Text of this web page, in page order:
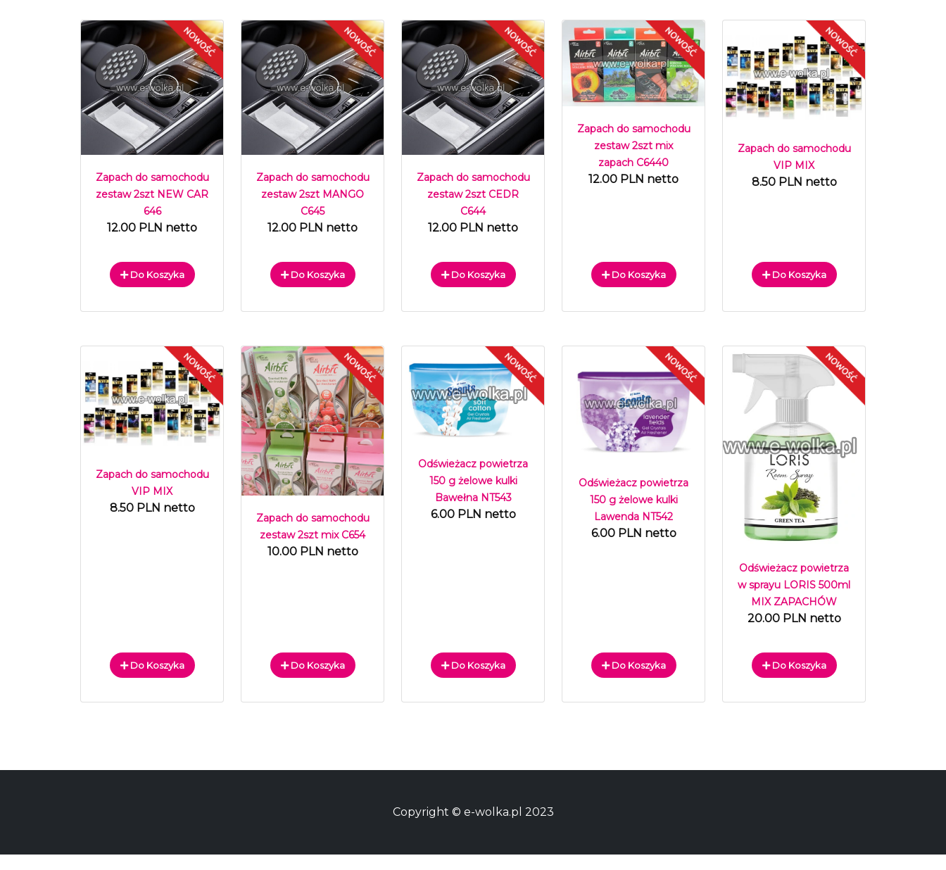
Zapach do samochodu
zestaw 2szt NEW CAR
646
12.00 PLN netto
Do Koszyka
Zapach do samochodu
zestaw 2szt MANGO
C645
12.00 PLN netto
Do Koszyka
Zapach do samochodu
zestaw 2szt CEDR
C644
12.00 PLN netto
Do Koszyka
Zapach do samochodu
zestaw 2szt mix
zapach C6440
12.00 PLN netto
Do Koszyka
Zapach do samochodu
VIP MIX
8.50 PLN netto
Do Koszyka
Zapach do samochodu
VIP MIX
8.50 PLN netto
Do Koszyka
Zapach do samochodu
zestaw 2szt mix C654
10.00 PLN netto
Do Koszyka
Odświeżacz powietrza
150 g żelowe kulki
Bawełna NT543
6.00 PLN netto
Do Koszyka
Odświeżacz powietrza
150 g żelowe kulki
Lawenda NT542
6.00 PLN netto
Do Koszyka
Odświeżacz powietrza
w sprayu LORIS 500ml
MIX ZAPACHÓW
20.00 PLN netto
Do Koszyka
Copyright © e-wolka.pl 2023